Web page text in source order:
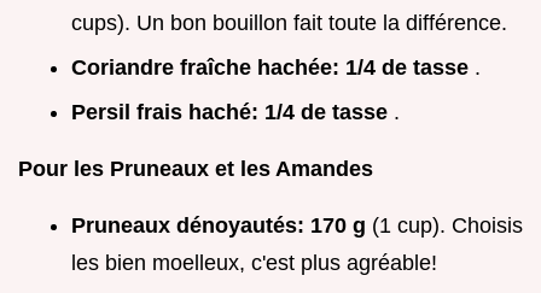
cups). Un bon bouillon fait toute la différence.
Coriandre fraîche hachée: 1/4 de tasse .
Persil frais haché: 1/4 de tasse .
Pour les Pruneaux et les Amandes
Pruneaux dénoyautés: 170 g (1 cup). Choisis
les bien moelleux, c'est plus agréable!